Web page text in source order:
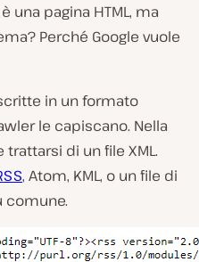
una pagina HTML, ma
Perché Google vuole
in un formato
le capiscano. Nella
di un file XML.
, Atom, KML, o un file di
comune.